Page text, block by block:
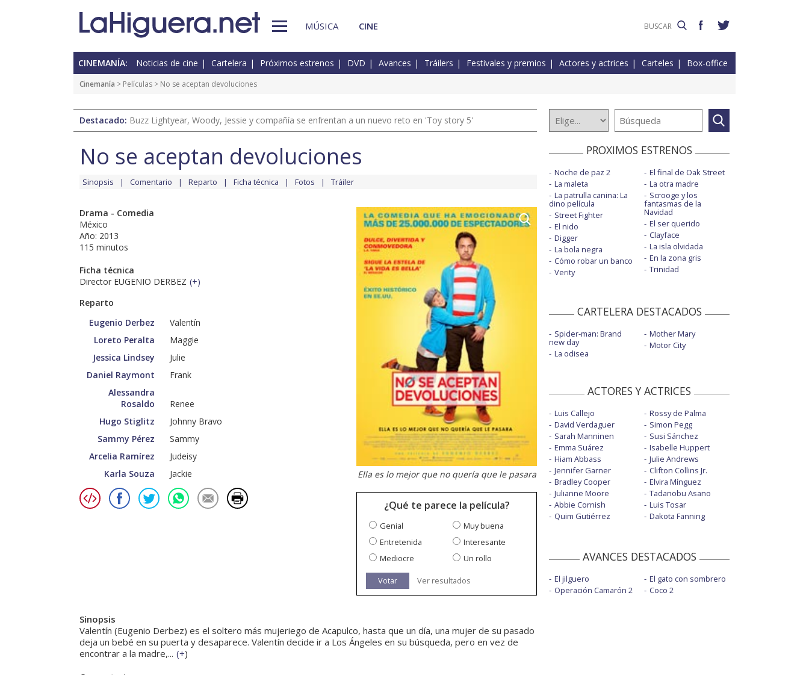
MÚSICA CINE
CINEMANÍA: Noticias de cine Cartelera Próximos estrenos DVD Avances Tráilers Festivales y premios Actores y actrices Carteles Box-office
Cinemanía > Películas > No se aceptan devoluciones
Destacado: Buzz Lightyear, Woody, Jessie y compañía se enfrentan a un nuevo reto en 'Toy story 5'
No se aceptan devoluciones
Sinopsis Comentario Reparto Ficha técnica Fotos Tráiler
Drama - Comedia
México
Año: 2013
115 minutos
Ficha técnica
Director EUGENIO DERBEZ (+)
Reparto
Eugenio Derbez
Valentín
Loreto Peralta
Maggie
Jessica Lindsey
Julie
Daniel Raymont
Frank
Alessandra
Rosaldo
Renee
Hugo Stiglitz
Johnny Bravo
Sammy Pérez
Sammy
Arcelia Ramírez
Judeisy
Karla Souza
Jackie Ella es lo mejor que no quería que le pasara
¿Qué te parece la película?
Genial
Muy buena
Entretenida
Interesante
Mediocre
Un rollo
Votar Ver resultados
Sinopsis
Valentín (Eugenio Derbez) es el soltero más mujeriego de Acapulco, hasta que un día, una mujer de su pasado
deja un bebé en su puerta y desaparece. Valentín decide ir a Los Ángeles en su búsqueda, pero en vez de
encontrar a la madre,... (+)
PROXIMOS ESTRENOS
Noche de paz 2
La maleta
La patrulla canina: La
dino película
Street Fighter
El nido
Digger
La bola negra
Cómo robar un banco
Verity
El final de Oak Street
La otra madre
Scrooge y los
fantasmas de la
Navidad
El ser querido
Clayface
La isla olvidada
En la zona gris
Trinidad
CARTELERA DESTACADOS
Spider-man: Brand
new day
La odisea
Mother Mary
Motor City
ACTORES Y ACTRICES
Luis Callejo
David Verdaguer
Sarah Manninen
Emma Suárez
Hiam Abbass
Jennifer Garner
Bradley Cooper
Julianne Moore
Abbie Cornish
Quim Gutiérrez
Rossy de Palma
Simon Pegg
Susi Sánchez
Isabelle Huppert
Julie Andrews
Clifton Collins Jr.
Elvira Mínguez
Tadanobu Asano
Luis Tosar
Dakota Fanning
AVANCES DESTACADOS
El jilguero
Operación Camarón 2
El gato con sombrero
Coco 2